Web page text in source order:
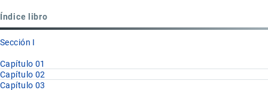
04.04
Índice libro
Sección I
Capítulo 01
Capítulo 02
Capítulo 03